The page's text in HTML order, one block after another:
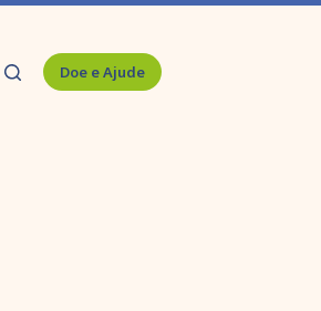
Doe e Ajude